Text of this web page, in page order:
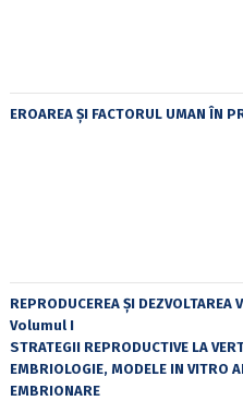
EROAREA ȘI FACTORUL UMAN ÎN
REPRODUCEREA ȘI DEZVOLTAREA
Volumul I
STRATEGII REPRODUCTIVE LA
EMBRIOLOGIE, MODELE IN VITRO
EMBRIONARE